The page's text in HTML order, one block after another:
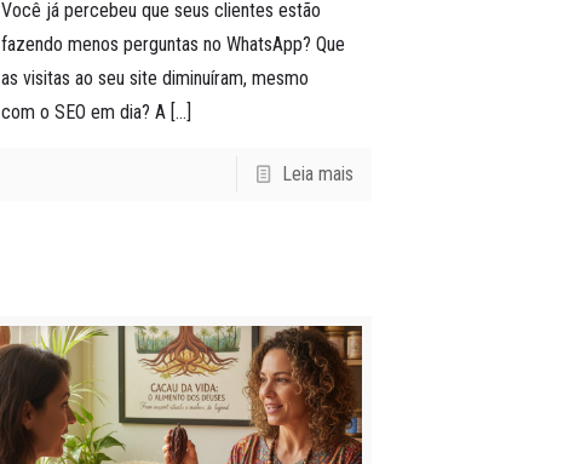
Você já percebeu que seus clientes estão
fazendo menos perguntas no WhatsApp? Que
as visitas ao seu site diminuíram, mesmo
com o SEO em dia? A […]
Leia mais